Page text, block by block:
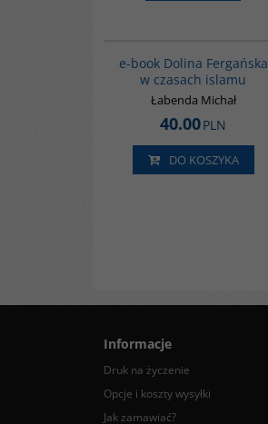
e-book Dolina Fergańska
w czasach islamu
Łabenda Michał
40.00PLN
DO KOSZYKA
Informacje
Druk na życzenie
Opcje i koszty wysyłki
Jak zamawiać?